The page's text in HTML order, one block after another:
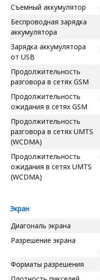
Съемный аккумулятор
Беспроводная зарядка
аккумулятора
Зарядка аккумулятора
от USB
Продолжительность
разговора в сетях GSM
Продолжительность
ожидания в сетях GSM
Продолжительность
разговора в сетях UMTS
(WCDMA)
Продолжительность
ожидания в сетях UMTS
(WCDMA)
Экран
Диагональ экрана
Разрешение экрана
Форматы разрешения